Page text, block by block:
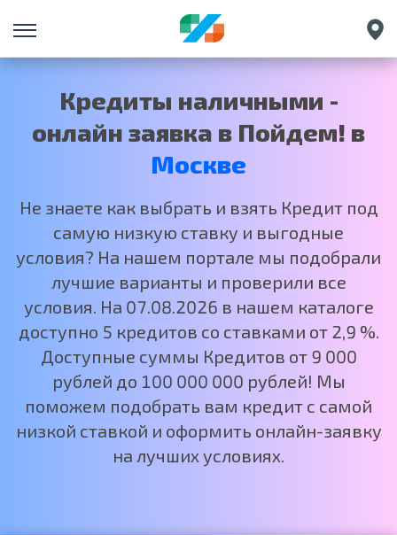
Санкт-Петербург
Нижний Новгород
Кредиты наличными -
онлайн заявка в Пойдем! в
Москве
Не знаете как выбрать и взять Кредит под
самую низкую ставку и выгодные
условия? На нашем портале мы подобрали
лучшие варианты и проверили все
условия. На 07.08.2026 в нашем каталоге
доступно 5 кредитов со ставками от 2,9 %.
Доступные суммы Кредитов от 9 000
рублей до 100 000 000 рублей! Мы
поможем подобрать вам кредит с самой
низкой ставкой и оформить онлайн-заявку
на лучших условиях.